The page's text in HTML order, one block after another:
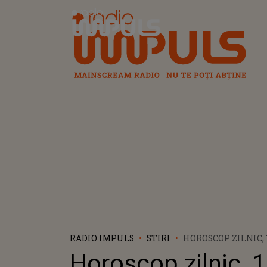
Radio Impuls
RADIO IMPULS STIRI
HOROSCOP ZILNIC,
DRAGOSTE.